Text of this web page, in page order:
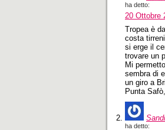
ha detto:
20 Ottobre
Tropea è
costa
si erge il
trovare un
Mi
sembra di
un giro a
Punta
ha detto: